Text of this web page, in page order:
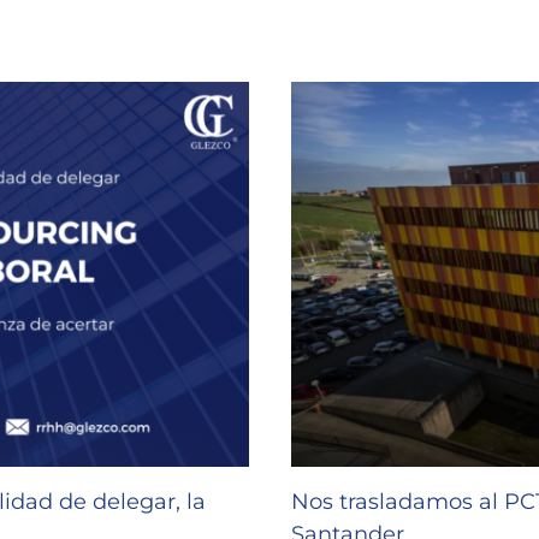
de delegar, la
Nos trasladamos al